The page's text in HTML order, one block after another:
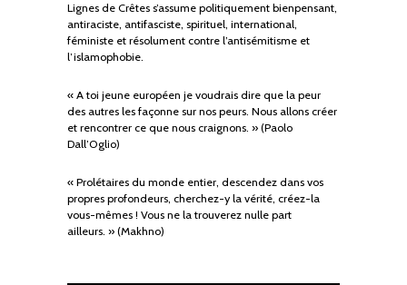
Lignes de Crêtes s’assume politiquement bienpensant,
antiraciste, antifasciste, spirituel, international,
féministe et résolument contre l’antisémitisme et
l’islamophobie.
« A toi jeune européen je voudrais dire que la peur
des autres les façonne sur nos peurs. Nous allons créer
et rencontrer ce que nous craignons. » (Paolo
Dall’Oglio)
« Prolétaires du monde entier, descendez dans vos
propres profondeurs, cherchez-y la vérité, créez-la
vous-mêmes ! Vous ne la trouverez nulle part
ailleurs. » (Makhno)